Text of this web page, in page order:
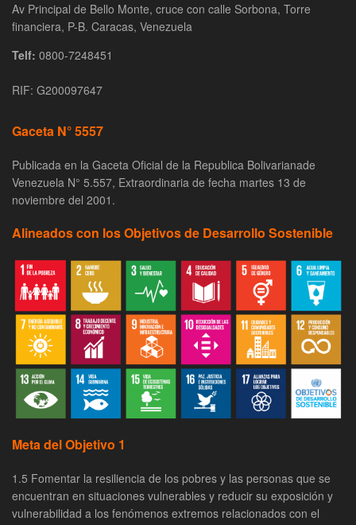
Av Principal de Bello Monte, cruce con calle Sorbona, Torre
financiera, P-B. Caracas, Venezuela
Telf: 0800-7248451
RIF: G200097647
Gaceta N° 5557
Publicada en la Gaceta Oficial de la Republica Bolivarianade
Venezuela N° 5.557, Extraordinaria de fecha martes 13 de
noviembre del 2001.
Alineados con los Objetivos de Desarrollo Sostenible
Meta del Objetivo 1
1.5 Fomentar la resiliencia de los pobres y las personas que se
encuentran en situaciones vulnerables y reducir su exposición y
vulnerabilidad a los fenómenos extremos relacionados con el